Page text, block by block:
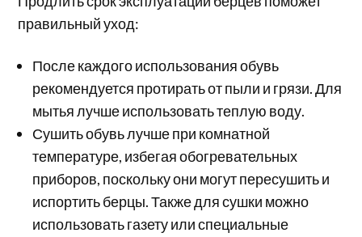
правильный уход:
После каждого использования обувь
рекомендуется протирать от пыли и грязи. Для
мытья лучше использовать теплую воду.
Сушить обувь лучше при комнатной
температуре, избегая обогревательных
приборов, поскольку они могут пересушить и
испортить берцы. Также для сушки можно
использовать газету или специальные